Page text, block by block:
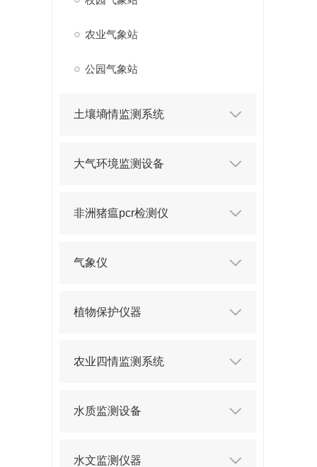
农业气象站
公园气象站
土壤墒情监测系统
大气环境监测设备
非洲猪瘟pcr检测仪
气象仪
植物保护仪器
农业四情监测系统
水质监测设备
水文监测仪器